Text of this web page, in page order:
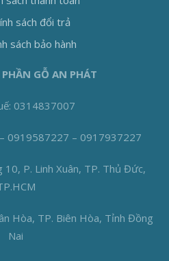
sách đổi trả
sách bảo hành
GỖ AN PHÁT
0314837007
0919587227 – 0917937227
P. Linh Xuân, TP. Thủ Đức,
Hòa, TP. Biên Hòa, Tỉnh Đồng
Nai